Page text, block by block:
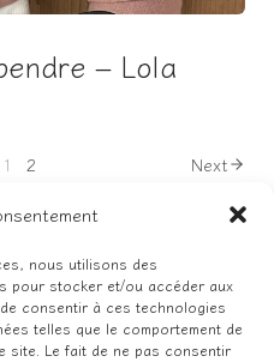
nous utilisons des
pour stocker et/ou accéder aux
consentir à ces technologies
telles que le comportement de
site. Le fait de ne pas consentir
– Lola
1 2 Next
Instagram